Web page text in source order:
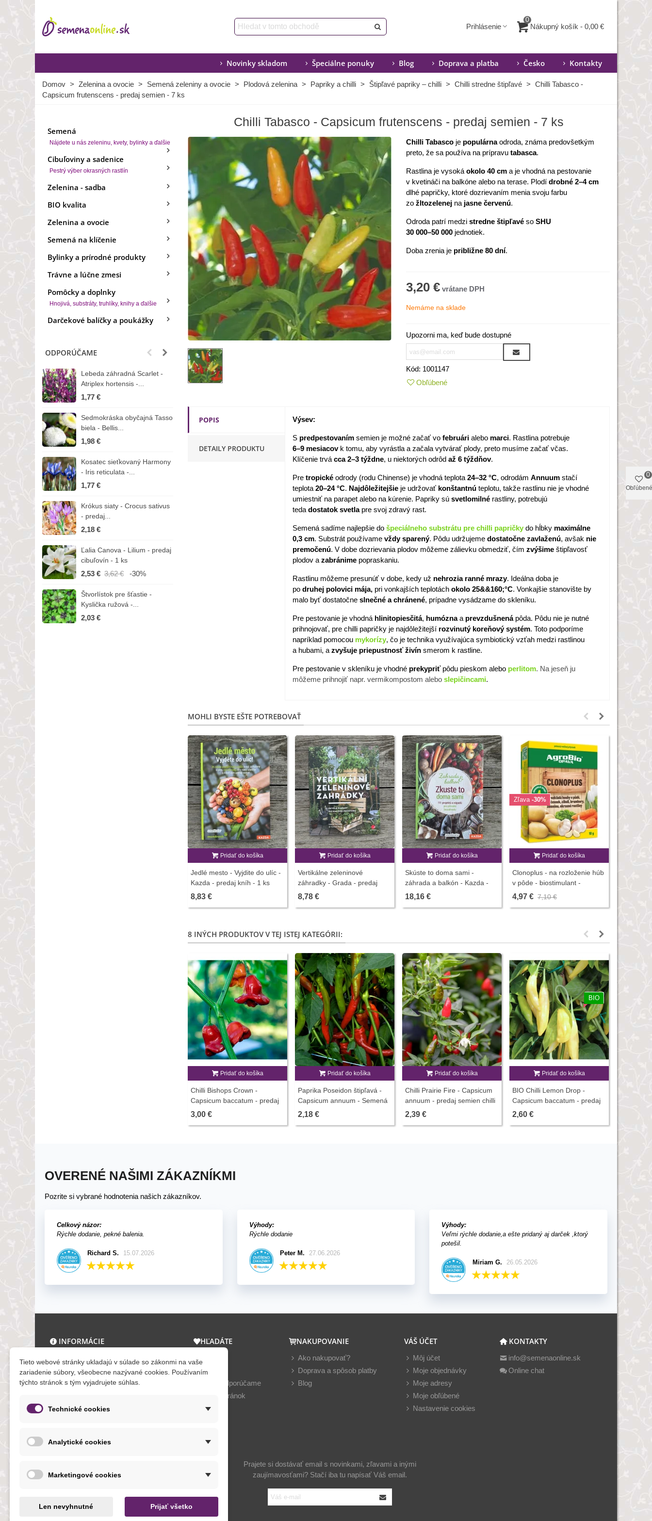
Prihlásenie
0
Nákupný košík - 0,00 €
Novinky skladom Špeciálne ponuky Blog Doprava a platba Česko Kontakty
Domov > Zelenina a ovocie > Semená zeleniny a ovocie > Plodová zelenina > Papriky a chilli > Štipľavé papriky – chilli > Chilli stredne štipľavé > Chilli Tabasco -
Capsicum frutenscens - predaj semien - 7 ks
Semená
Nájdete u nás zeleninu, kvety, bylinky a ďalšie
Cibuľoviny a sadenice
Pestrý výber okrasných rastlín
Zelenina - sadba
BIO kvalita
Zelenina a ovocie
Semená na klíčenie
Bylinky a prírodné produkty
Trávne a lúčne zmesi
Pomôcky a doplnky
Hnojivá, substráty, truhlíky, knihy a ďalšie
Darčekové balíčky a poukážky
ODPORÚČAME
Lebeda záhradná Scarlet -
Atriplex hortensis -...
1,77 €
Sedmokráska obyčajná Tasso
biela - Bellis...
1,98 €
Kosatec sieťkovaný Harmony
- Iris reticulata -...
1,77 €
Krókus siaty - Crocus sativus
- predaj...
2,18 €
Ľalia Canova - Lilium - predaj
cibuľovín - 1 ks
2,53 € 3,62 € -30%
Štvorlístok pre šťastie -
Kyslička ružová -...
2,03 €
BIO Kaleráb Dyna - Brassica
oleracea var....
Zornica plnokvetá Amarantia -
Kapucínka nízka - Alaska Mix
Chilli Tabasco - Capsicum frutenscens - predaj semien - 7 ks
Chilli Tabasco je populárnaodroda, známa predovšetkým
preto, že sa používa na prípravu tabasca.
Rastlina je vysoká okolo 40 cm a je vhodná na pestovanie
v kvetináči na balkóne alebo na terase. Plodí drobné 2–4 cm
dlhé papričky, ktoré dozrievaním menia svoju farbu
zo žltozelenej na jasne červenú.
Odroda patrí medzi stredne štipľavé so SHU
30 000–50 000 jednotiek.
Doba zrenia je približne 80 dní.
3,20 €
Nemáme na sklade
Upozorni ma, keď bude dostupné
Kód: 1001147
Obľúbené
POPIS
DETAILY PRODUKTU
Výsev:
S predpestovaním semien je možné začať vo februári alebo marci. Rastlina potrebuje
6–9 mesiacov k tomu, aby vyrástla a začala vytvárať plody, preto musíme začať včas.
Klíčenie trvá cca 2–3 týždne, u niektorých odrôd až 6 týždňov.
Pre tropické odrody (rodu Chinense) je vhodná teplota 24–32 °C, odrodám Annuum stačí
teplota 20–24 °C. Najdôležitejšie je udržovať konštantnú teplotu, takže rastlinu nie je vhodné
umiestniť na parapet alebo na kúrenie. Papriky sú svetlomilné rastliny, potrebujú
teda dostatok svetlapre svoj zdravý rast.
Semená sadíme najlepšie do špeciálneho substrátu pre chilli papričky do hĺbky maximálne
0,3 cm. Substrát používame vždy sparený. Pôdu udržujeme dostatočne zavlaženú, avšak nie
premočenú. V dobe dozrievania plodov môžeme zálievku obmedziť, čím zvýšime štipľavosť
plodov a zabránime popraskaniu.
Rastlinu môžeme presunúť v dobe, kedy už nehrozia ranné mrazy. Ideálna doba je
po druhej polovici mája, pri vonkajších teplotách okolo 25&&160;°C. Vonkajšie stanovište by
malo byť dostatočne slnečné a chránené, prípadne vysádzame do skleníku.
Pre pestovanie je vhodná hlinitopiesčitá, humóznaa prevzdušnenápôda. Pôdu nie je nutné
prihnojovať, pre chilli papričky je najdôležitejší rozvinutý koreňový systém. Toto podporíme
napríklad pomocou mykorízy, čo je technika využívajúca symbiotický vzťah medzi rastlinou
a hubami, a zvyšuje priepustnosť živín smerom k rastline.
Pre pestovanie v skleníku je vhodné prekypriť pôdu pieskom alebo perlitom. Na jeseň ju
môžeme prihnojiť napr. vermikompostom alebo slepičincami.
MOHLI BYSTE EŠTE POTREBOVAŤ
Pridať do košíka
Jedlé mesto - Vyjdite do ulíc -
Kazda - predaj kníh - 1 ks
8,83 €
Pridať do košíka
Vertikálne zeleninové
záhradky - Grada - predaj
kníh - 1 ks
8,78 €
Pridať do košíka
Skúste to doma sami -
záhrada a balkón - Kazda -
predaj kníh - 1 ks
18,16 €
Zľava -30%
Pridať do košíka
Clonoplus - na rozloženie húb
v pôde - biostimulant -
AgroBio Opava - predaj
4,97 € 7,10 €
8 INÝCH PRODUKTOV V TEJ ISTEJ KATEGÓRII:
Pridať do košíka
Chilli Bishops Crown -
Capsicum baccatum - predaj
semien chilli - 6 ks
3,00 €
Pridať do košíka
Paprika Poseidon štipľavá -
Capsicum annuum - Semená
papriky - 15 ks
2,18 €
Pridať do košíka
Chilli Prairie Fire - Capsicum
annuum - predaj semien chilli
- 6 ks
2,39 €
BIO
Pridať do košíka
BIO Chilli Lemon Drop -
Capsicum baccatum - predaj
bio semien - 7 ks
2,60 €
OVERENÉ NAŠIMI ZÁKAZNÍKMI
Pozrite si vybrané hodnotenia našich zákazníkov.
Celkový názor:
Rýchle dodanie, pekné balenia.
Richard S. 15.07.2026
Výhody:
Rýchle dodanie
Peter M. 27.06.2026
Výhody:
Veľmi rýchle dodanie,a ešte pridaný aj darček ,ktorý
potešil.
Miriam G. 26.05.2026
INFORMÁCIE
O nás a kontakt
Obchodné podmienky
Ochrana osobných údajov
Formuláre
HĽADÁTE
Novinky
Teraz odporúčame
Mapa stránok
NAKUPOVANIE
Ako nakupovať?
Doprava a spôsob platby
Blog
VÁŠ ÚČET
Môj účet
Moje objednávky
Moje adresy
Moje obľúbené
Nastavenie cookies
KONTAKTY
info@semenaonline.sk
Online chat
NOVINKY
Prajete si dostávať email s novinkami, zľavami a inými
zaujímavosťami? Stačí iba tu napísať Váš email.
Obľúbené
0
Tieto webové stránky ukladajú v súlade so zákonmi na vaše
zariadenie súbory, všeobecne nazývané cookies. Používaním
týchto stránok s tým vyjadrujete súhlas.
Technické cookies
Analytické cookies
Marketingové cookies
Len nevyhnutné Prijať všetko